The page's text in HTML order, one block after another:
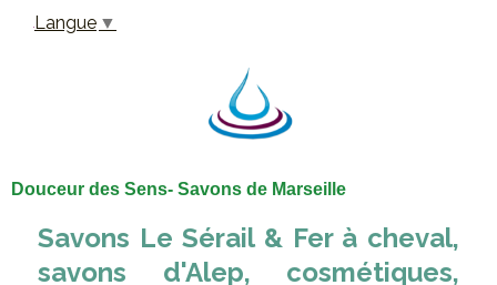
Douceur des Sens- Savons de Marseille
Savons Le Sérail & Fer à cheval,
savons d'Alep, cosmétiques,
Langue ▼